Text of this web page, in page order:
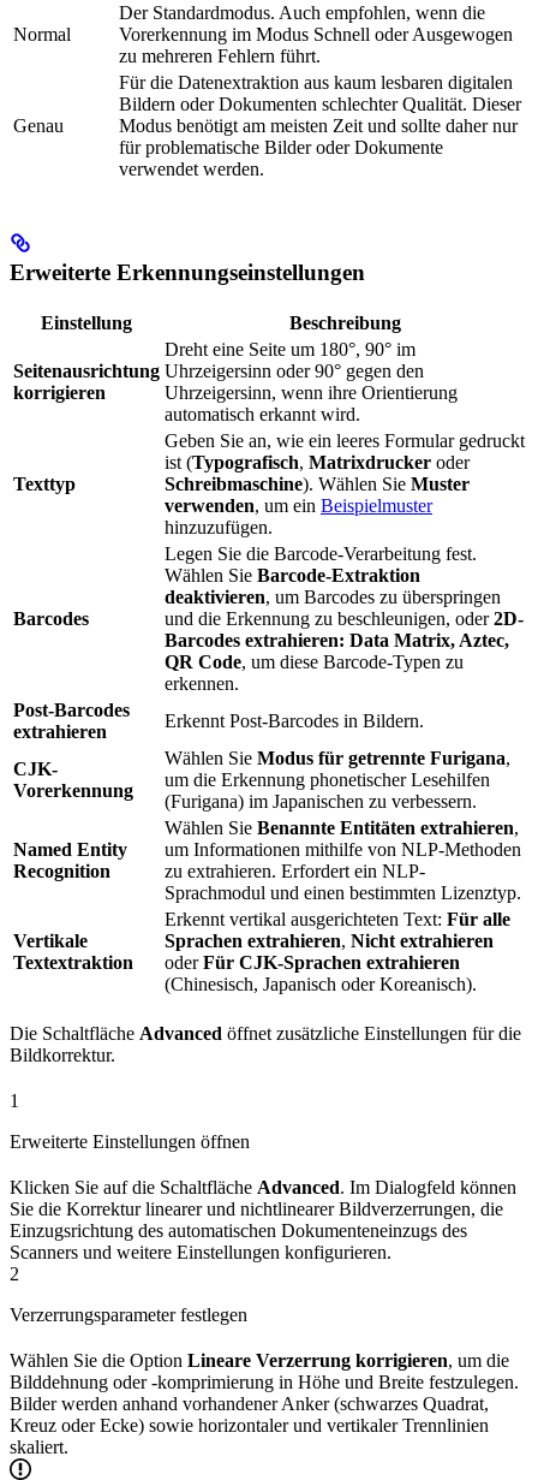
Normal
Der Standardmodus. Auch empfohlen, wenn die
Vorerkennung im Modus Schnell oder Ausgewogen
zu mehreren Fehlern führt.
Genau
Für die Datenextraktion aus kaum lesbaren digitalen
Bildern oder Dokumenten schlechter Qualität. Dieser
Modus benötigt am meisten Zeit und sollte daher nur
für problematische Bilder oder Dokumente
verwendet werden.
Erweiterte Erkennungseinstellungen
Einstellung Beschreibung
Seitenausrichtung
korrigieren
Dreht eine Seite um 180°, 90° im
Uhrzeigersinn oder 90° gegen den
Uhrzeigersinn, wenn ihre Orientierung
automatisch erkannt wird.
Texttyp
Geben Sie an, wie ein leeres Formular gedruckt
ist (Typografisch, Matrixdrucker oder
Schreibmaschine). Wählen Sie Muster
verwenden, um ein Beispielmuster
hinzuzufügen.
Barcodes
Legen Sie die Barcode-Verarbeitung fest.
Wählen Sie Barcode-Extraktion
deaktivieren, um Barcodes zu überspringen
und die Erkennung zu beschleunigen, oder2D-
Barcodes extrahieren: Data Matrix, Aztec,
QR Code, um diese Barcode-Typen zu
erkennen.
Post-Barcodes
extrahieren
Erkennt Post-Barcodes in Bildern.
CJK-
Vorerkennung
Wählen Sie Modus für getrennte Furigana,
um die Erkennung phonetischer Lesehilfen
(Furigana) im Japanischen zu verbessern.
Named Entity
Recognition
Wählen Sie Benannte Entitäten extrahieren,
um Informationen mithilfe von NLP-Methoden
zu extrahieren. Erfordert ein NLP-
Sprachmodul und einen bestimmten Lizenztyp.
Vertikale
Textextraktion
Erkennt vertikal ausgerichteten Text: Für alle
Sprachen extrahieren, Nicht extrahieren
oderFür CJK-Sprachen extrahieren
(Chinesisch, Japanisch oder Koreanisch).
Die Schaltfläche Advanced öffnet zusätzliche Einstellungen für die
Bildkorrektur.
1
Erweiterte Einstellungen öffnen
Klicken Sie auf die Schaltfläche Advanced. Im Dialogfeld können
Sie die Korrektur linearer und nichtlinearer Bildverzerrungen, die
Einzugsrichtung des automatischen Dokumenteneinzugs des
Scanners und weitere Einstellungen konfigurieren.
2
Verzerrungsparameter festlegen
Wählen Sie die Option Lineare Verzerrung korrigieren, um die
Bilddehnung oder -komprimierung in Höhe und Breite festzulegen.
Bilder werden anhand vorhandener Anker (schwarzes Quadrat,
Kreuz oder Ecke) sowie horizontaler und vertikaler Trennlinien
skaliert.